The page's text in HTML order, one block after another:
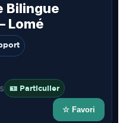
Bilingue
Lomé
🪪 Particulier
☆ Favori